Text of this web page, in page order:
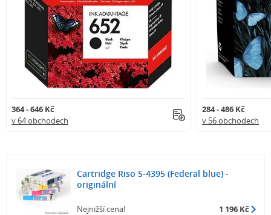
364 - 646 Kč
v 64 obchodech
284 - 486 Kč
v 56 obchodech
Cartridge Riso S-4395 (Federal blue) -
originální
Nejnižší cena! 1 196 Kč